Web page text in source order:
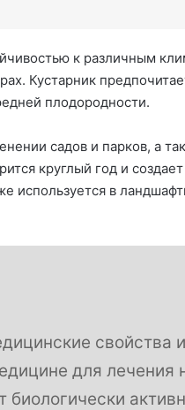
к различным
Кустарник
плодородности.
садов и парков, а
круглый год и
используется в
свойства
для лечения
биологически